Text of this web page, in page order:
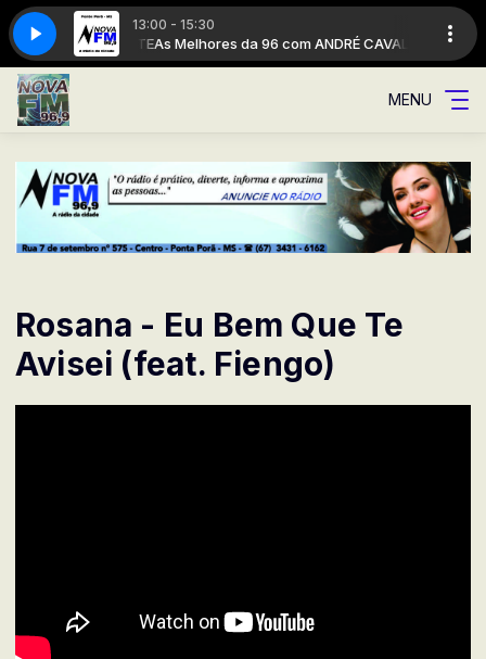
13:00 - 15:30
CAVALCANTE As Melhores da 96 com ANDRÉ CAVALCANTE
MENU
Rosana - Eu Bem Que Te
Avisei (feat. Fiengo)